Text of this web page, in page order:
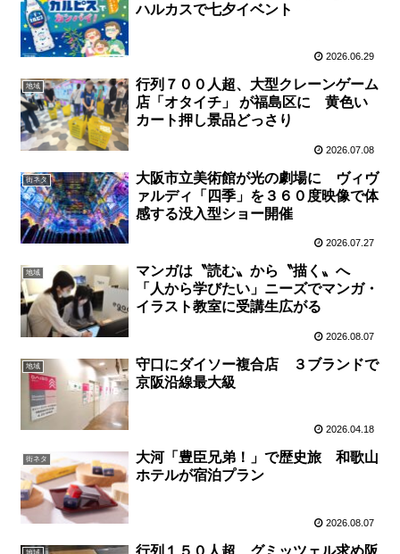
ハルカスで七夕イベント
2026.06.29
地域
行列７００人超、大型クレーンゲーム
店「オタイチ」 が福島区に 黄色い
カート押し景品どっさり
2026.07.08
街ネタ
大阪市立美術館が光の劇場に ヴィヴ
ァルディ「四季」を３６０度映像で体
感する没入型ショー開催
2026.07.27
地域
マンガは〝読む〟から〝描く〟へ
「人から学びたい」ニーズでマンガ・
イラスト教室に受講生広がる
2026.08.07
地域
守口にダイソー複合店 ３ブランドで
京阪沿線最大級
2026.04.18
街ネタ
大河「豊臣兄弟！」で歴史旅 和歌山
ホテルが宿泊プラン
2026.08.07
行列１５０人超 グミッツェル求め阪